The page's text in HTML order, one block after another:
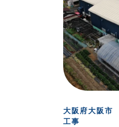
大阪府大阪市
工事